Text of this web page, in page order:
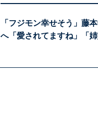
「フジモン幸せそう」藤
へ「愛されてますね」「姉